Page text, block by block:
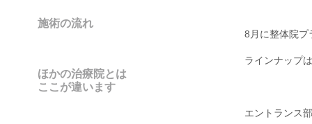
8月に整体院プ
ラインナップ
エントランス
施術の流れ
ほかの治療院とは
ここが違います